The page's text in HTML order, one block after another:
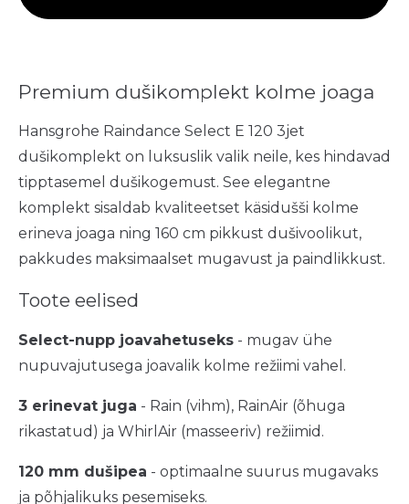
Premium dušikomplekt kolme joaga
Hansgrohe Raindance Select E 120 3jet
dušikomplekt on luksuslik valik neile, kes hindavad
tipptasemel dušikogemust. See elegantne
komplekt sisaldab kvaliteetset käsidušši kolme
erineva joaga ning 160 cm pikkust dušivoolikut,
pakkudes maksimaalset mugavust ja paindlikkust.
Toote eelised
Select-nupp joavahetuseks - mugav ühe
nupuvajutusega joavalik kolme režiimi vahel.
3 erinevat juga - Rain (vihm), RainAir (õhuga
rikastatud) ja WhirlAir (masseeriv) režiimid.
120 mm dušipea - optimaalne suurus mugavaks
ja põhjalikuks pesemiseks.